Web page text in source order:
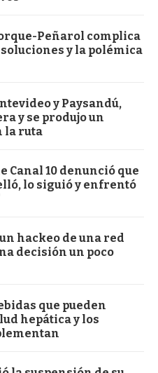
Peñarol complica
y la polémica
y Paysandú,
y se produjo un
la ruta
Canal 10 denunció que
lo siguió y enfrentó
hackeo de una red
decisión un poco
que pueden
hepática y los